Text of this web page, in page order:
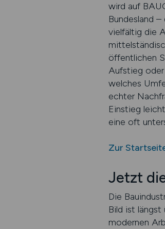
wird auf
Bundesland
vielfältig die
öffentlichen
Aufstieg oder
welches
echter
Einstieg
eine oft
Zur
Jetzt
Die
Bild ist
modernen